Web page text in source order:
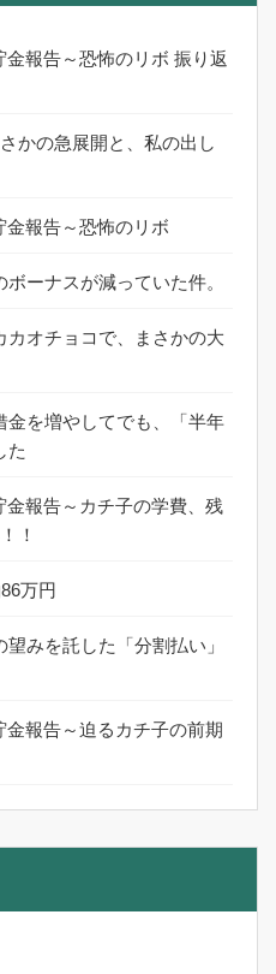
報告～恐怖のリボ 振り返
かの急展開と、私の出し
報告～恐怖のリボ
ーナスが減っていた件。
カオチョコで、まさかの大
金を増やしてでも、「半年
た
報告～カチ子の学費、残
！
万円
みを託した「分割払い」
報告～迫るカチ子の前期